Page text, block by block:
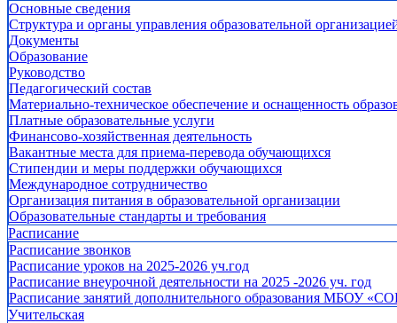
Основные сведения
Структура и органы управления образовательной
Документы
Образование
Руководство
Педагогический состав
Материально-техническое обеспечение и оснащенность
Платные образовательные услуги
Финансово-хозяйственная деятельность
Вакантные места для приема-перевода обучающихся
Стипендии и меры поддержки обучающихся
Международное сотрудничество
Организация питания в образовательной организации
Образовательные стандарты и требования
Расписание
Расписание звонков
Расписание уроков на 2025-2026 уч.год
Расписание внеурочной деятельности на 2025 -2026 уч. год
Расписание занятий дополнительного образования МБОУ
Учительская